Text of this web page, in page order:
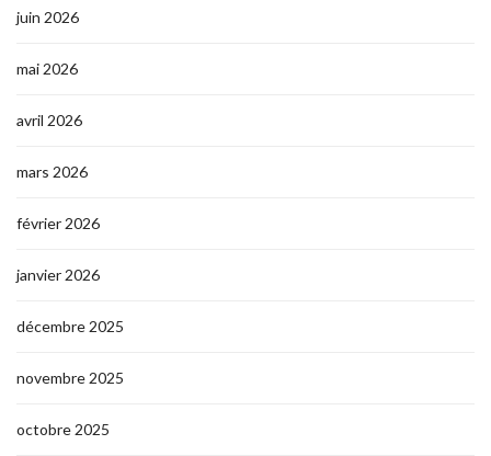
juin 2026
mai 2026
avril 2026
mars 2026
février 2026
janvier 2026
décembre 2025
novembre 2025
octobre 2025